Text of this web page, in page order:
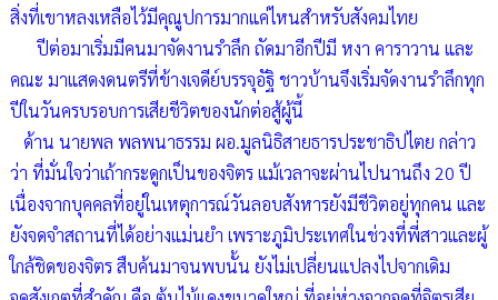
สิ่งที่เขาหลงเหลือไว้มีคุณูปการมากแค่ไหนสำหรับสังคมไทย
ปีต่อมาเริ่มมีคนมาจัดงานรำลึก ถัดมาอีกปีมี หงา คาราวาน และ
คณะ มาแสดงดนตรีที่ข้างเจดีย์บรรจุอัฐิ ชาวบ้านจึงเริ่มจัดงานรำลึกทุก
ปีในวันครบรอบการเสียชีวิตของนักต่อสู้ผู้นี้
ด้าน นายพล พลพนาธรรม ผอ.มูลนิธิสายธารประชาธิปไตย กล่าว
ว่า ที่มั่นใจว่าเถ้ากระดูกเป็นของจิตร แม้เวลาจะผ่านไปนานถึง 20 ปี
เนื่องจากบุคคลที่อยู่ในเหตุการณ์วันลอบสังหารยังมีชีวิตอยู่ทุกคน และ
ยังจดจำสถานที่ได้อย่างแม่นยำ เพราะภูมิประเทศในช่วงที่พี่สาวและผู้
ใกล้ชิดของจิตร สืบค้นมาจนพบนั้น ยังไม่เปลี่ยนแปลงไปจากเดิม